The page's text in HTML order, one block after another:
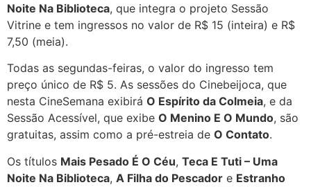
Noite Na Biblioteca, que integra o projeto Sessão
Vitrine e tem ingressos no valor de R$ 15 (inteira) e R$
7,50 (meia).
Todas as segundas-feiras, o valor do ingresso tem
preço único de R$ 5. As sessões do Cinebeijoca, que
nesta CineSemana exibirá O Espírito da Colmeia, e da
Sessão Acessível, que exibe O Menino E O Mundo, são
gratuitas, assim como a pré-estreia de O Contato.
Os títulos Mais Pesado É O Céu, Teca E Tuti – Uma
Noite Na Biblioteca, A Filha do Pescador e Estranho